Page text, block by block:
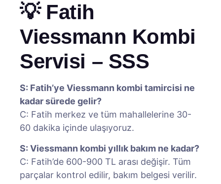
💡 Fatih
Viessmann Kombi
Servisi – SSS
S: Fatih’ye Viessmann kombi tamircisi ne
kadar sürede gelir?
C: Fatih merkez ve tüm mahallelerine 30-
60 dakika içinde ulaşıyoruz.
S: Viessmann kombi yıllık bakım ne kadar?
C: Fatih’de 600-900 TL arası değişir. Tüm
parçalar kontrol edilir, bakım belgesi verilir.